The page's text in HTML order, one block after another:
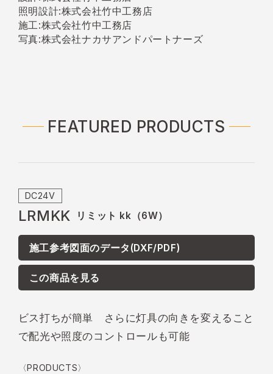
照明設計:株式会社竹中工務店
施工:株式会社竹中工務店
写真:株式会社ナカサアンドパートナーズ
FEATURED PRODUCTS
DC24V
LRMKK リミット kk（6W）
施工参考図面のデータ(DXF/PDF)
この商品を見る
ビス打ちが簡単 さらに灯具の向きを変えること
で配光や照度のコントロールも可能
〈PRODUCTS〉